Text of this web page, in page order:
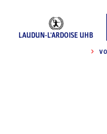
LAUDUN-L'ARDOISE UHB